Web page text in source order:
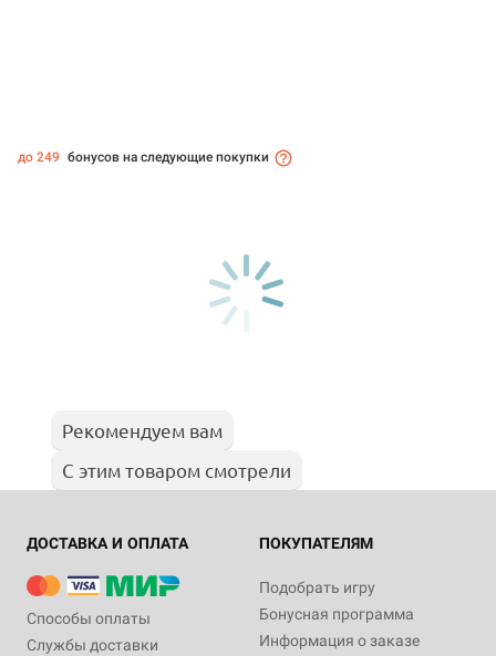
до 249 бонусов на следующие покупки
Рекомендуем вам
С этим товаром смотрели
ДОСТАВКА И ОПЛАТА
Способы оплаты
Службы доставки
ПОКУПАТЕЛЯМ
Подобрать игру
Бонусная программа
Информация о заказе